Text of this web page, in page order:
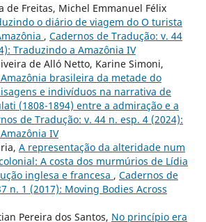
de Freitas, Michel Emmanuel Félix
o diário de viagem do O turista
, Cadernos de Tradução: v. 44
Traduzindo a Amazônia IV
de Alló Netto, Karine Simoni,
brasileira da metade do
e indivíduos na narrativa de
(1808-1894) entre a admiração e a
de Tradução: v. 44 n. esp. 4 (2024):
IV
A representação da alteridade num
A costa dos murmúrios de Lídia
inglesa e francesa , Cadernos de
n. 1 (2017): Moving Bodies Across
Pereira dos Santos, No princípio era